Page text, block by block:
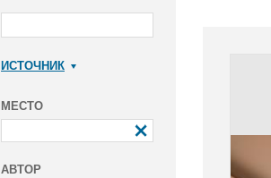
ИСТОЧНИК
МЕСТО
АВТОР